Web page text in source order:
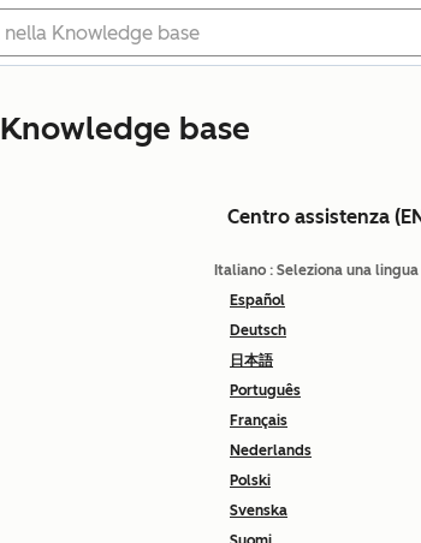
Knowledge base
Centro assistenza
Italiano : Seleziona una lingua
Español
Deutsch
日本語
Português
Français
Nederlands
Polski
Svenska